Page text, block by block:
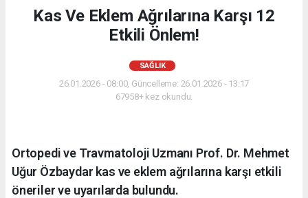
Kas Ve Eklem Ağrılarına Karşı 12
Etkili Önlem!
SAĞLIK
26.01.2026 - 08:00, Güncelleme: 26.01.2026 - 13:17
67958+ kez okundu.
Ortopedi ve Travmatoloji Uzmanı Prof. Dr. Mehmet
Uğur Özbaydar kas ve eklem ağrılarına karşı etkili
öneriler ve uyarılarda bulundu.